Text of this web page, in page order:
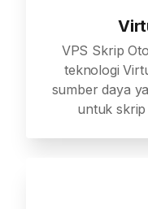
VPS Skrip
teknologi
sumber daya
untuk